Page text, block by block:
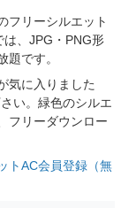
フリーシルエット
は、JPG・PNG形
です。
気に入りました
い。緑色のシルエ
フリーダウンロー
トAC会員登録（無